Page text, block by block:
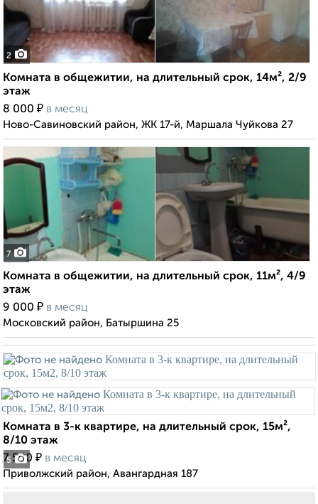
2
Комната в общежитии, на длительный срок, 14м², 2/9
этаж
8 000 ₽ в месяц
Ново-Савиновский район, ЖК 17-й, Маршала Чуйкова 27
7
Комната в общежитии, на длительный срок, 11м², 4/9
этаж
9 000 ₽ в месяц
Московский район, Батыршина 25
5
Комната в 3-к квартире, на длительный срок, 15м²,
8/10 этаж
7 500 ₽ в месяц
Приволжский район, Авангардная 187